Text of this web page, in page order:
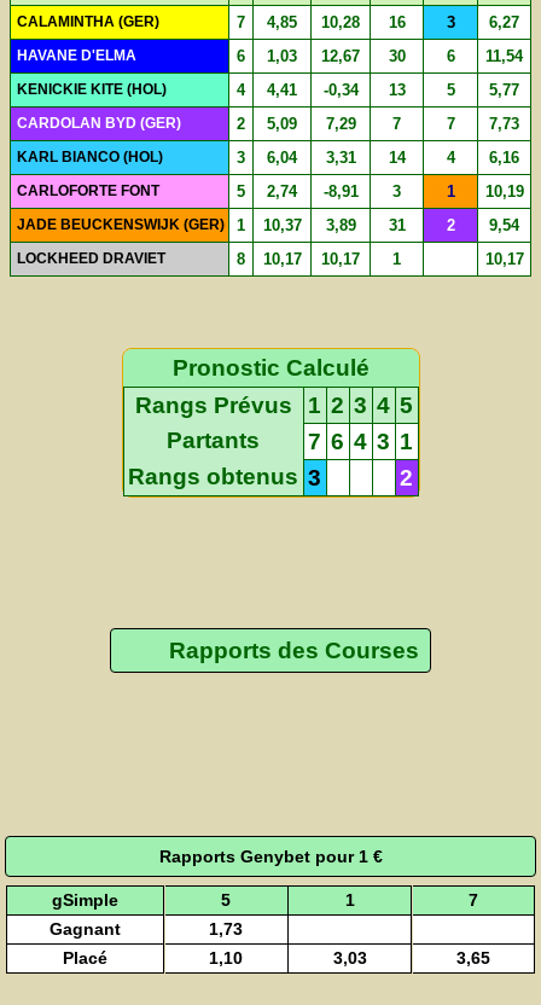
CALAMINTHA (GER) 7 4,85 10,28 16 3 6,27
HAVANE D'ELMA 6 1,03 12,67 30 6 11,54
KENICKIE KITE (HOL) 4 4,41 -0,34 13 5 5,77
CARDOLAN BYD (GER) 2 5,09 7,29 7 7 7,73
KARL BIANCO (HOL) 3 6,04 3,31 14 4 6,16
CARLOFORTE FONT 5 2,74 -8,91 3 1 10,19
JADE BEUCKENSWIJK (GER) 1 10,37 3,89 31 2 9,54
LOCKHEED DRAVIET 8 10,17 10,17 1 10,17
Pronostic Calculé
Rangs Prévus
1 2 3 4 5
Partants
7 6 4 3 1
Rangs obtenus 3 2
Rapports des Courses
Rapports Genybet pour 1 €
gSimple 5 1
7
Gagnant
1,73
Placé
1,10 3,03 3,65